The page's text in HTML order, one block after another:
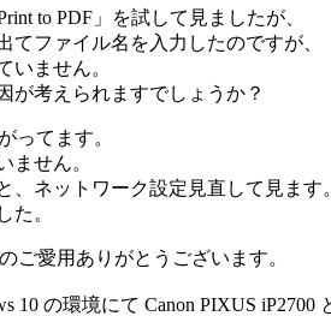
to PDF」を試して見ましたが、
てファイル名を入力したのですが、
いません。
が考えられますでしょうか？
ってます。
ません。
、ネットワーク設定見直して見ます。
た。
ご愛用ありがとうございます。
10 の環境にて Canon PIXUS